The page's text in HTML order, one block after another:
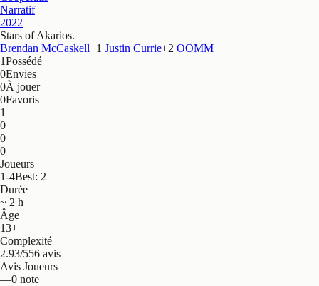
Narratif
2022
Stars of Akarios.
Brendan McCaskell+1 Justin Currie+2 OOMM
1Possédé
0Envies
0À jouer
0Favoris
1
0
0
0
Joueurs
1-4Best: 2
Durée
~ 2 h
Âge
13+
Complexité
2.93/556 avis
Avis Joueurs
—0 note